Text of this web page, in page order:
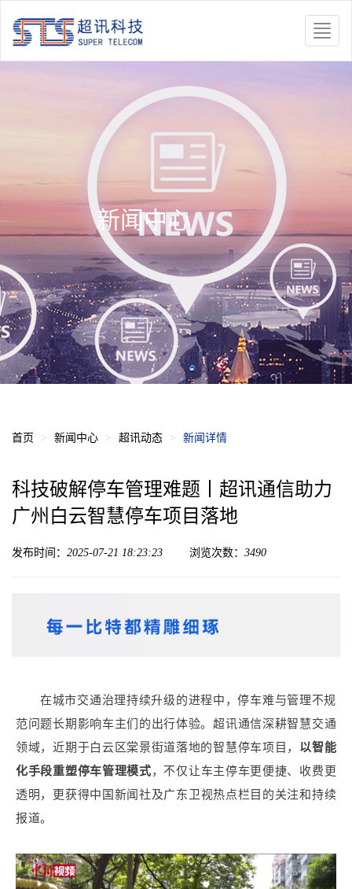
Toggle
新闻中心
首页 新闻中心 超讯动态 新闻详情
科技破解停车管理难题丨超讯通信助力
广州白云智慧停车项目落地
发布时间： 2025-07-21 18:23:23 浏览次数： 3490
在城市交通治理持续升级的进程中，停车难与管理不规
范问题长期影响车主们的出行体验。超讯通信深耕智慧交通
领域，近期于白云区棠景街道落地的智慧停车项目， 以智能
化手段重塑停车管理模式，不仅让车主停车更便捷、收费更
透明，
更获得中国新闻社及广东卫视热点栏目的关注和持续
报道。